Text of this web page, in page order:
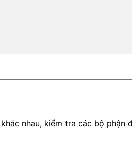
nhau, kiểm tra các bộ phận